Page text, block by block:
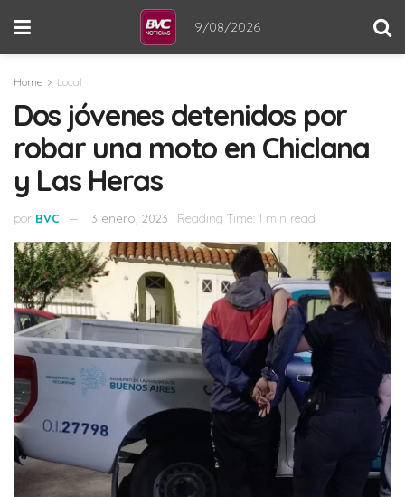
9/08/2026
Home Local
Dos jóvenes detenidos por
robar una moto en Chiclana
y Las Heras
por BVC 3 enero, 2023 Reading Time: 1 min read